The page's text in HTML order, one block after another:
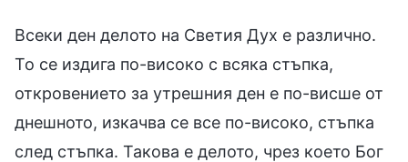
Всеки ден делото на Светия Дух е различно.
То се издига по-високо с всяка стъпка,
откровението за утрешния ден е по-висше от
днешното, изкачва се все по-високо, стъпка
след стъпка. Такова е делото, чрез което Бог